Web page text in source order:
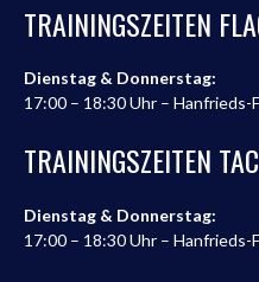
TRAININGSZEITEN
Dienstag & Donnerstag:
17:00 – 18:30 Uhr – Hanfrieds-
TRAININGSZEITEN
Dienstag & Donnerstag:
17:00 – 18:30 Uhr – Hanfrieds-